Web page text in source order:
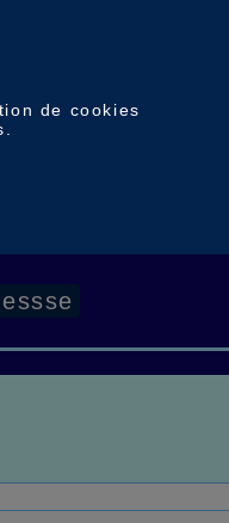
de cookies